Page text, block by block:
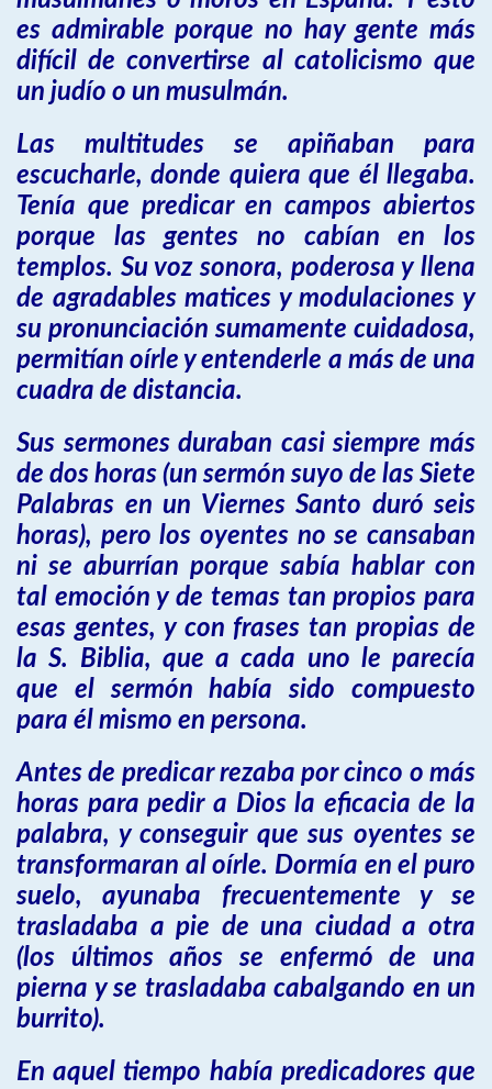
es admirable porque no hay gente más
difícil de convertirse al catolicismo que
un judío o un musulmán.
Las multitudes se apiñaban para
escucharle, donde quiera que él llegaba.
Tenía que predicar en campos abiertos
porque las gentes no cabían en los
templos. Su voz sonora, poderosa y llena
de agradables matices y modulaciones y
su pronunciación sumamente cuidadosa,
permitían oírle y entenderle a más de una
cuadra de distancia.
Sus sermones duraban casi siempre más
de dos horas (un sermón suyo de las Siete
Palabras en un Viernes Santo duró seis
horas), pero los oyentes no se cansaban
ni se aburrían porque sabía hablar con
tal emoción y de temas tan propios para
esas gentes, y con frases tan propias de
la S. Biblia, que a cada uno le parecía
que el sermón había sido compuesto
para él mismo en persona.
Antes de predicar rezaba por cinco o más
horas para pedir a Dios la eficacia de la
palabra, y conseguir que sus oyentes se
transformaran al oírle. Dormía en el puro
suelo, ayunaba frecuentemente y se
trasladaba a pie de una ciudad a otra
(los últimos años se enfermó de una
pierna y se trasladaba cabalgando en un
burrito).
En aquel tiempo había predicadores que